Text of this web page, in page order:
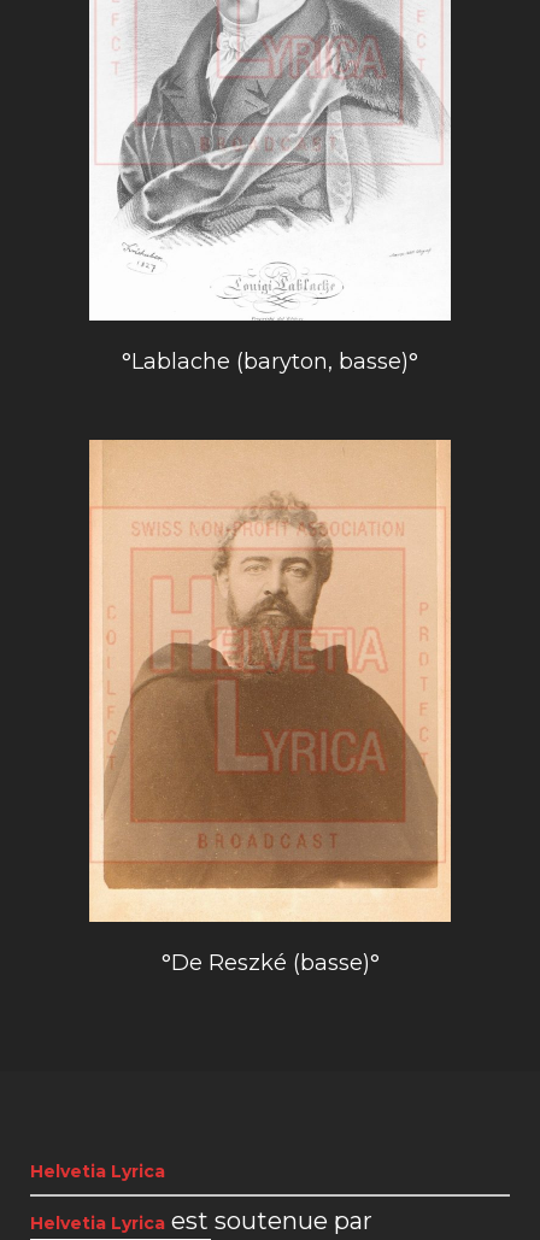
°Lablache (baryton, basse)°
°De Reszké (basse)°
Helvetia Lyrica
Helvetia Lyrica est soutenue par